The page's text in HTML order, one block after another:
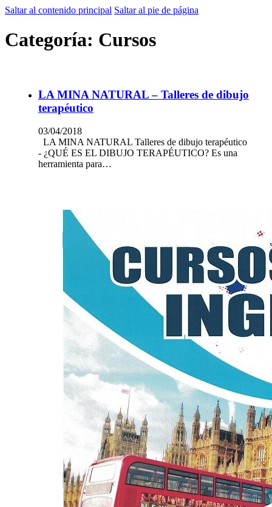
Saltar al contenido principal Saltar al pie de página
Categoría: Cursos
LA MINA NATURAL – Talleres de dibujo
terapéutico
03/04/2018
LA MINA NATURAL Talleres de dibujo terapéutico
- ¿QUÉ ES EL DIBUJO TERAPÉUTICO? Es una
herramienta para…